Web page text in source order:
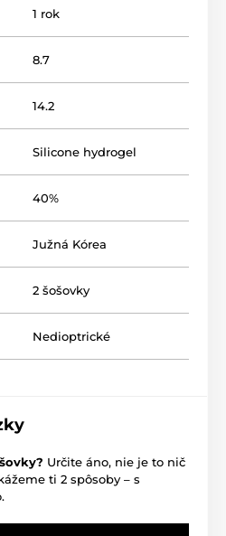
1 rok
8.7
14.2
Silicone hydrogel
40%
Južná Kórea
2 šošovky
Nedioptrické
Určite áno, nie je to nič
ti 2 spôsoby – s